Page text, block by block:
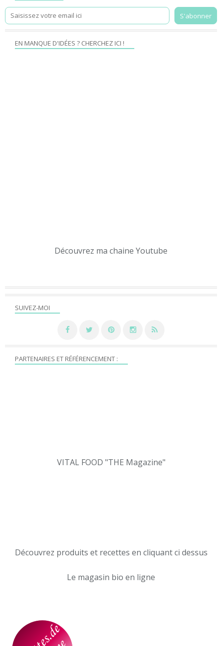
SUIVEZ-MOI
EN MANQUE D'IDÉES ? CHERCHEZ ICI !
Découvrez ma chaine Youtube
PARTENAIRES ET RÉFÉRENCEMENT :
VITAL FOOD "THE Magazine"
Découvrez produits et recettes en cliquant ci dessus
Le magasin bio en ligne